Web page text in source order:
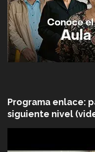
Programa enlace:
siguiente nivel